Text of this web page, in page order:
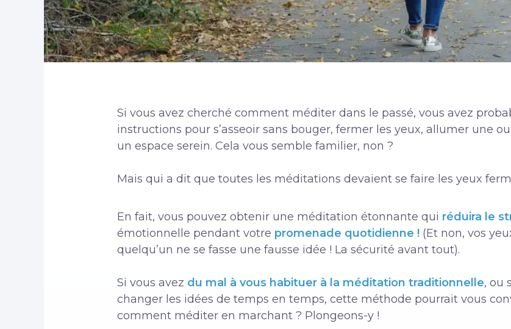
Si vous avez cherché comment méditer dans le passé, vous avez
instructions pour s’asseoir sans bouger, fermer les yeux, allumer une
un espace serein. Cela vous semble familier, non ?
Mais qui a dit que toutes les méditations devaient se faire les yeux
En fait, vous pouvez obtenir une méditation étonnante qui réduira le
émotionnelle pendant votre promenade quotidienne ! (Et non, vos
quelqu’un ne se fasse une fausse idée ! La sécurité avant tout).
Si vous avez du mal à vous habituer à la méditation traditionnelle, ou
changer les idées de temps en temps, cette méthode pourrait vous
comment méditer en marchant ? Plongeons-y !